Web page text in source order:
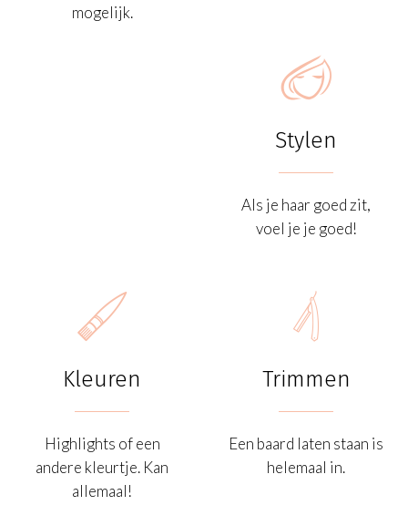
mogelijk.

Stylen
Als je haar goed zit,
voel je je goed!

Kleuren
Highlights of een
andere kleurtje. Kan
allemaal!

Trimmen
Een baard laten staan is
helemaal in.